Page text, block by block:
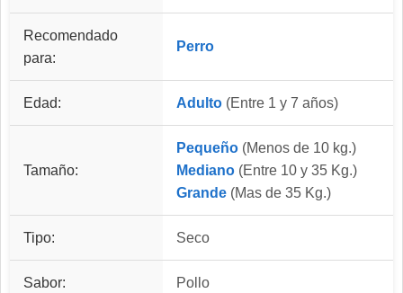
Recomendado
para:
Perro
Edad: Adulto (Entre 1 y 7 años)
Tamaño:
Pequeño (Menos de 10 kg.)
Mediano (Entre 10 y 35 Kg.)
Grande (Mas de 35 Kg.)
Tipo: Seco
Sabor: Pollo